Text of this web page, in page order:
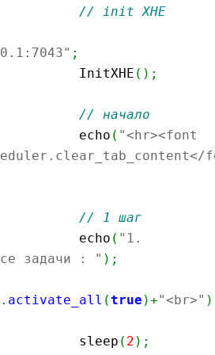
// init XHE
;
			InitXHE
( ) ;
// начало
			echo
( "<hr><font
// 1 шаг
			echo
( "1.
задачи : " ) ;
. activate_all (true )+"<br>" )
			sleep
( 2 ) ;